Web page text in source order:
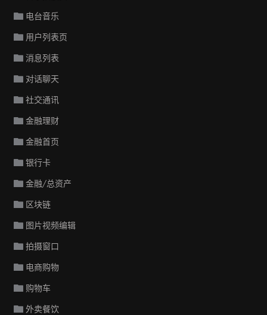
电台音乐
用户列表页
消息列表
对话聊天
社交通讯
金融理财
金融首页
银行卡
金融/总资产
区块链
图片视频编辑
拍摄窗口
电商购物
购物车
外卖餐饮